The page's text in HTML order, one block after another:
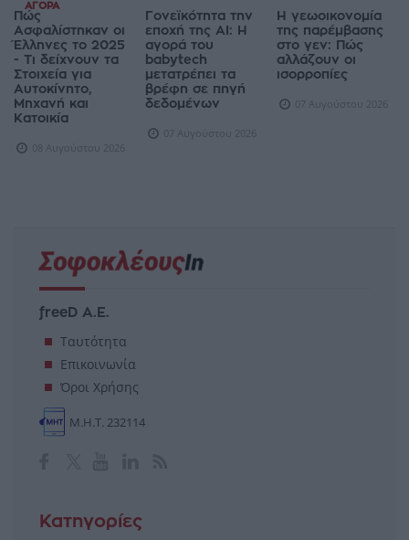
ΑΓΟΡΆ
Πώς
Ασφαλίστηκαν οι
Έλληνες το 2025
- Τι δείχνουν τα
Στοιχεία για
Αυτοκίνητο,
Μηχανή και
Κατοικία
08 Αυγούστου 2026
Γονεϊκότητα την
εποχή της AI: Η
αγορά του
babytech
μετατρέπει τα
βρέφη σε πηγή
δεδομένων
07 Αυγούστου 2026
Η γεωοικονομία
της παρέμβασης
στο γεν: Πώς
αλλάζουν οι
ισορροπίες
07 Αυγούστου 2026
freeD Α.Ε.
Ταυτότητα
Επικοινωνία
Όροι Χρήσης
Μ.Η.Τ. 232114
Κατηγορίες